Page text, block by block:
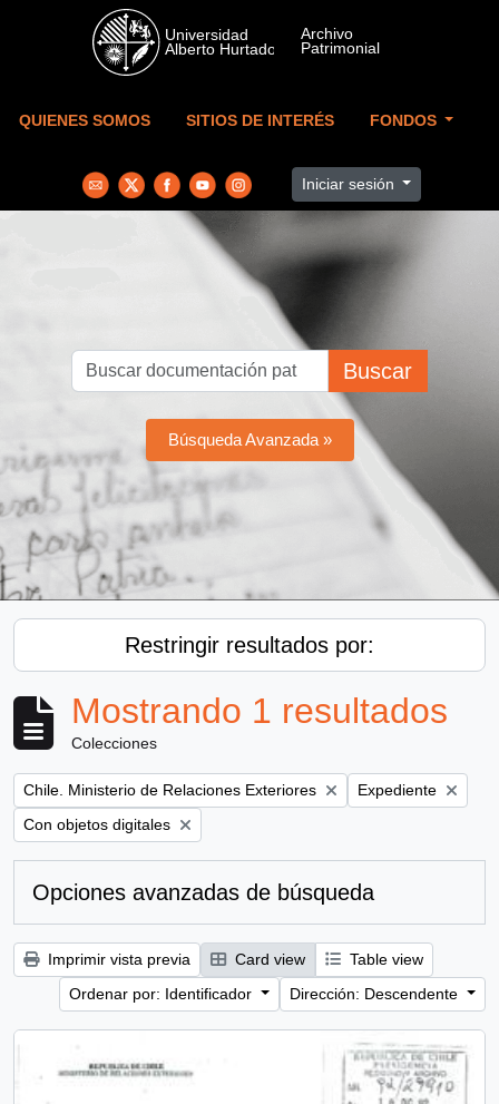
Skip to main content
QUIENES SOMOS SITIOS DE INTERÉS FONDOS
Iniciar sesión
Buscar
Búsqueda Avanzada »
Restringir resultados por:
Mostrando 1 resultados
Colecciones
Remove filter:
Chile. Ministerio de Relaciones Exteriores Remove filter:
Expediente
Remove filter:
Con objetos digitales
Opciones avanzadas de búsqueda
Imprimir vista previa Card view
Table view
Ordenar por: Identificador
Dirección: Descendente